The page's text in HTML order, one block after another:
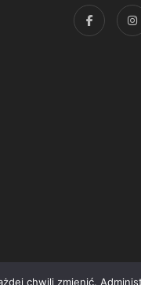
chwili zmienić.